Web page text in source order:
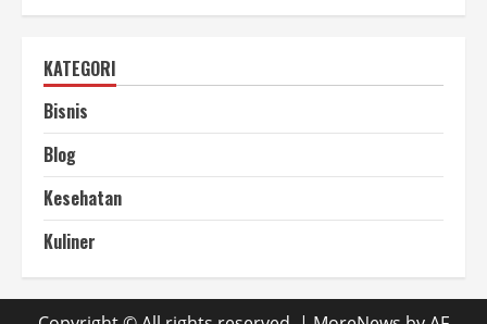
KATEGORI
Bisnis
Blog
Kesehatan
Kuliner